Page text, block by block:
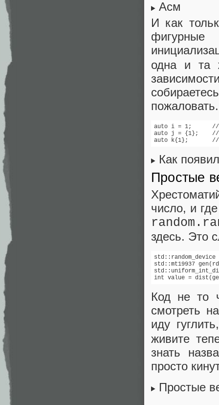
Асм
И как
фигурные
одна и та
пожаловать.
auto i = 1;      //
auto j = {1};    //
auto k{1};       //
Как
Простые
число, и
здесь. Это
std::mt19937
int value =
Код не то
смотреть
иду
живите
знать
просто
Простые